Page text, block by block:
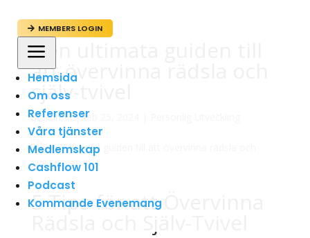
 MEMBERS LOGIN
a
Hemsida
Om oss
Referenser
Våra tjänster
Medlemskap
Cashflow 101
Podcast
Kommande Evenemang
Den ultimata guiden till
att övervinna rädsla och
själv-tvivel
avadmin|feb 25, 2024
5 Tips för att Övervinna